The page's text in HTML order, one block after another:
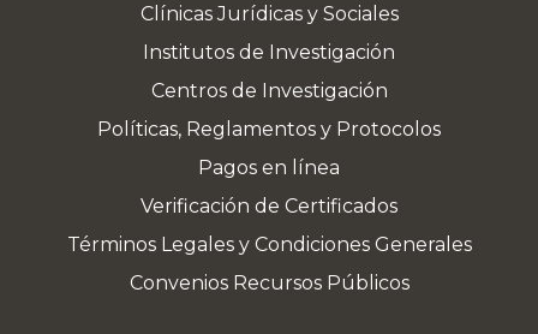
Clínicas Jurídicas y Sociales
Institutos de Investigación
Centros de Investigación
Políticas, Reglamentos y Protocolos
Pagos en línea
Verificación de Certificados
Términos Legales y Condiciones Generales
Convenios Recursos Públicos